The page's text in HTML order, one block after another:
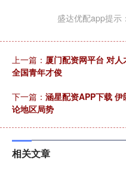
盛达优配app提示
上一篇： 厦门配资网平台 对
全国青年才俊
下一篇： 涵星配资APP下载
论地区局势
相关文章